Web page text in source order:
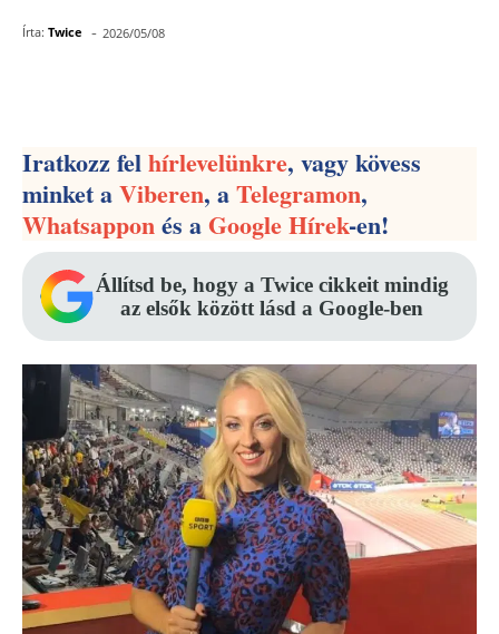
Írta: Twice - 2026/05/08
Iratkozz felhírlevelünkre, vagy kövess
minket aViberen, aTelegramon,
Whatsapponés aGoogle Hírek-en!
Állítsd be, hogy a Twice cikkeit mindig
az elsők között lásd a Google-ben